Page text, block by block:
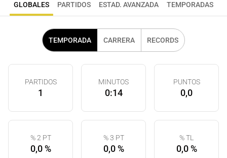
GLOBALES PARTIDOS ESTAD. AVANZADA TEMPORADAS
TEMPORADA CARRERA RECORDS
PARTIDOS
1
MINUTOS
0:14
PUNTOS
0,0
% 2 PT
0,0 %
% 3 PT
0,0 %
% TL
0,0 %